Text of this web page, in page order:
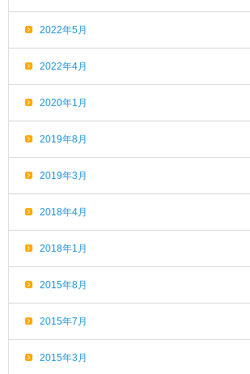
2022年5月
2022年4月
2020年1月
2019年8月
2019年3月
2018年4月
2018年1月
2015年8月
2015年7月
2015年3月